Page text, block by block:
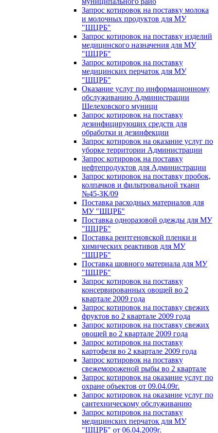
Запрос котировок на поставку молока
и молочных продуктов для МУ
"ШЦРБ"
Запрос котировок на поставку изделий
медицинского назначения для МУ
"ШЦРБ"
Запрос котировок на поставку
медицинских перчаток для МУ
"ШЦРБ"
Оказание услуг по информационному
обслуживанию Администрации
Шелеховского муници
Запрос котировок на поставку
дезинфицирующих средств для
обработки и дезинфекции
Запрос котировок на оказание услуг по
уборке территории Администрации
Запрос котировок на поставку
нефтепродуктов для Администрации
Запрос котировок на поставку пробок,
колпачков и фильтровальной ткани
№45-ЗК/09
Поставка расходных материалов для
МУ "ШЦРБ"
Поставка одноразовой одежды для МУ
"ШЦРБ"
Поставка рентгеновской пленки и
химических реактивов для МУ
"ШЦРБ"
Поставка шовного материала для МУ
"ШЦРБ"
Запрос котировок на поставку
консервированных овощей во 2
квартале 2009 года
Запрос котировок на поставку свежих
фруктов во 2 квартале 2009 года
Запрос котировок на поставку свежих
овощей во 2 квартале 2009 года
Запрос котировок на поставку
картофеля во 2 квартале 2009 года
Запрос котировок на поставку
свежемороженой рыбы во 2 квартале
Запрос котировок на оказание услуг по
охране объектов от 09.04.09г.
Запрос котировок на оказание услуг по
сантехническому обслуживанию
Запрос котировок на поставку
медицинских перчаток для МУ
"ШЦРБ" от 06.04.2009г.